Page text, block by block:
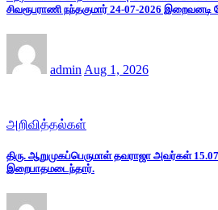
சிவரூபராணி நந்தகுமார் 24-07-2026 இறைவனடி
admin Aug 1, 2026
அறிவித்தல்கள்
திரு. ஆறுமுகப்பெருமாள் தவராஜா அவர்கள்
இறைபாதமடைந்தார்.